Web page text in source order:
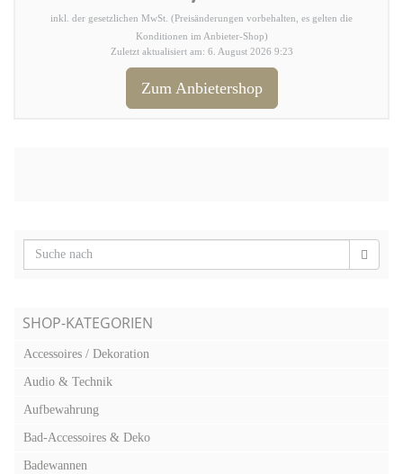
inkl. der gesetzlichen MwSt. (Preisänderungen vorbehalten, es gelten die
Konditionen im Anbieter-Shop)
Zuletzt aktualisiert am: 6. August 2026 9:23
Zum Anbietershop
SHOP-KATEGORIEN
Accessoires / Dekoration
Audio & Technik
Aufbewahrung
Bad-Accessoires & Deko
Badewannen